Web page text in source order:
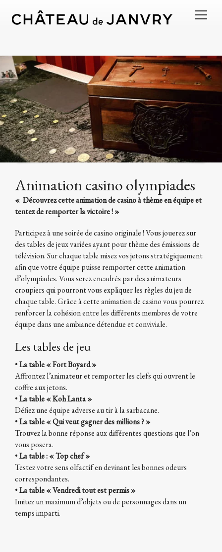
Animation casino olympiades
« Découvrez cette animation de casino à thème en équipe et
tentez de remporter la victoire ! »
Participez à une soirée de casino originale ! Vous jouerez sur
des tables de jeux variées ayant pour thème des émissions de
télévision. Sur chaque table misez vos jetons stratégiquement
afin que votre équipe puisse remporter cette animation
d’olympiades. Vous serez encadrés par des animateurs
croupiers qui pourront vous expliquer les règles du jeu de
chaque table. Grâce à cette animation de casino vous pourrez
renforcer la cohésion entre les différents membres de votre
équipe dans une ambiance détendue et conviviale.
Les tables de jeu
•La table « Fort Boyard »
Affrontez l’animateur et remporter les clefs qui ouvrent le
coffre aux jetons.
•La table « Koh Lanta »
Défiez une équipe adverse au tir à la sarbacane.
•La table « Qui veut gagner des millions ? »
Trouvez la bonne réponse aux différentes questions que l’on
vous posera.
•La table : « Top chef »
Testez votre sens olfactif en devinant les bonnes odeurs
correspondantes.
•La table « Vendredi tout est permis »
Imitez un maximum d’objets ou de personnages dans un
temps imparti.